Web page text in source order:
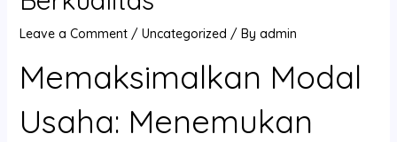
Leave a Comment / Uncategorized / By admin
Memaksimalkan Modal
Usaha: Menemukan